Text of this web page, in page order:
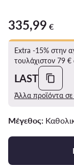
335,99 €
335,99 €
Extra -15% στην
τουλάχιστον 79 €
LAST
Άλλα προϊόντα
Μέγεθος: